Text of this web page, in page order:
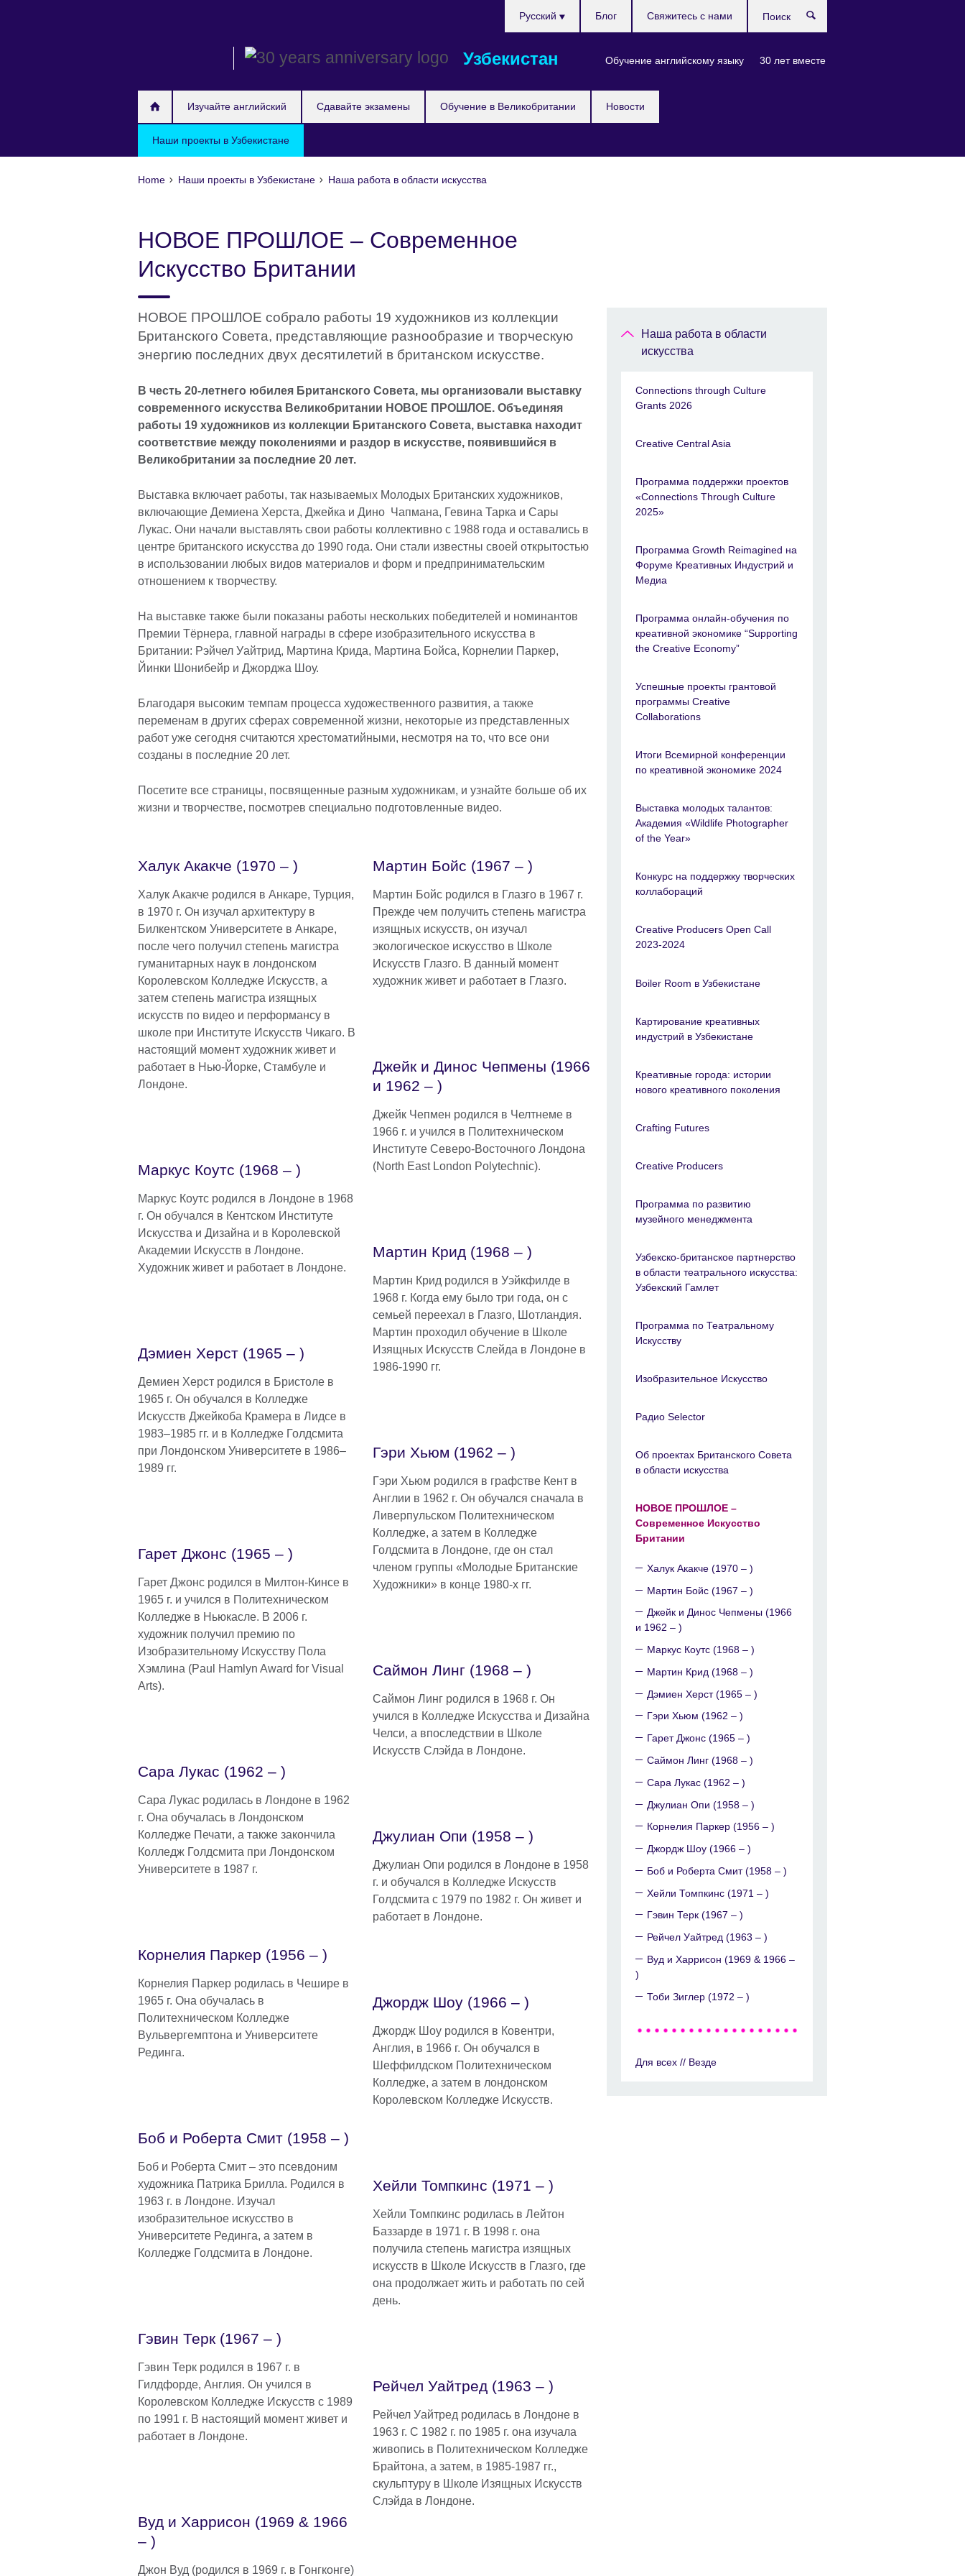
Узбекистан
Изучайте английский Сдавайте экзамены Обучение в Великобритании Новости
Наши проекты в Узбекистане
your
Pусский
Обучение английскому языку 30 лет вместе
Блог Свяжитесь с нами
Home Наши проекты в Узбекистане Наша работа в области искусства
НОВОЕ ПРОШЛОЕ – Современное
Искусство Британии
НОВОЕ ПРОШЛОЕ собрало работы 19 художников из коллекции
Британского Совета, представляющие разнообразие и творческую
энергию последних двух десятилетий в британском искусстве.
В честь 20-летнего юбилея Британского Совета, мы организовали выставку
современного искусства Великобритании НОВОЕ ПРОШЛОЕ. Объединяя
работы 19 художников из коллекции Британского Совета, выставка находит
соответствие между поколениями и раздор в искусстве, появившийся в
Великобритании за последние 20 лет.
Выставка включает работы, так называемых Молодых Британских художников,
включающие Демиена Херста, Джейка и Дино Чапмана, Гевина Тарка и Сары
Лукас. Они начали выставлять свои работы коллективно с 1988 года и оставались в
центре британского искусства до 1990 года. Они стали известны своей открытостью
в использовании любых видов материалов и форм и предпринимательским
отношением к творчеству.
На выставке также были показаны работы нескольких победителей и номинантов
Премии Тёрнера, главной награды в сфере изобразительного искусства в
Британии: Рэйчел Уайтрид, Мартина Крида, Мартина Бойса, Корнелии Паркер,
Йинки Шонибейр и Джорджа Шоу.
Благодаря высоким темпам процесса художественного развития, а также
переменам в других сферах современной жизни, некоторые из представленных
работ уже сегодня считаются хрестоматийными, несмотря на то, что все они
созданы в последние 20 лет.
Посетите все страницы, посвященные разным художникам, и узнайте больше об их
жизни и творчестве, посмотрев специально подготовленные видео.
Халук Акакче (1970 – )
Халук Акакче родился в Анкаре, Турция,
в 1970 г. Он изучал архитектуру в
Билкентском Университете в Анкаре,
после чего получил степень магистра
гуманитарных наук в лондонском
Королевском Колледже Искусств, а
затем степень магистра изящных
искусств по видео и перформансу в
школе при Институте Искусств Чикаго. В
настоящий момент художник живет и
работает в Нью-Йорке, Стамбуле и
Лондоне.
Мартин Бойс (1967 – )
Мартин Бойс родился в Глазго в 1967 г.
Прежде чем получить степень магистра
изящных искусств, он изучал
экологическое искусство в Школе
Искусств Глазго. В данный момент
художник живет и работает в Глазго.
Джейк и Динос Чепмены (1966
и 1962 – )
Джейк Чепмен родился в Челтнеме в
1966 г. и учился в Политехническом
Институте Северо-Восточного Лондона
(North East London Polytechnic).
Маркус Коутс (1968 – )
Маркус Коутс родился в Лондоне в 1968
г. Он обучался в Кентском Институте
Искусства и Дизайна и в Королевской
Академии Искусств в Лондоне.
Художник живет и работает в Лондоне.
Мартин Крид (1968 – )
Мартин Крид родился в Уэйкфилде в
1968 г. Когда ему было три года, он с
семьей переехал в Глазго, Шотландия.
Мартин проходил обучение в Школе
Изящных Искусств Слейда в Лондоне в
1986-1990 гг.
Дэмиен Херст (1965 – )
Демиен Херст родился в Бристоле в
1965 г. Он обучался в Колледже
Искусств Джейкоба Крамера в Лидсе в
1983–1985 гг. и в Колледже Голдсмита
при Лондонском Университете в 1986–
1989 гг.
Гэри Хьюм (1962 – )
Гэри Хьюм родился в графстве Кент в
Англии в 1962 г. Он обучался сначала в
Ливерпульском Политехническом
Колледже, а затем в Колледже
Голдсмита в Лондоне, где он стал
членом группы «Молодые Британские
Художники» в конце 1980-х гг.
Гарет Джонc (1965 – )
Гарет Джонс родился в Милтон-Кинсе в
1965 г. и учился в Политехническом
Колледже в Ньюкасле. В 2006 г.
художник получил премию по
Изобразительному Искусству Пола
Хэмлина (Paul Hamlyn Award for Visual
Arts).
Саймон Линг (1968 – )
Саймон Линг родился в 1968 г. Он
учился в Колледже Искусства и Дизайна
Челси, а впоследствии в Школе
Искусств Слэйда в Лондоне.
Сара Лукас (1962 – )
Сара Лукас родилась в Лондоне в 1962
г. Она обучалась в Лондонском
Колледже Печати, а также закончила
Колледж Голдсмита при Лондонском
Университете в 1987 г.
Джулиан Опи (1958 – )
Джулиан Опи родился в Лондоне в 1958
г. и обучался в Колледже Искусств
Голдсмита с 1979 по 1982 г. Он живет и
работает в Лондоне.
Корнелия Паркер (1956 – )
Корнелия Паркер родилась в Чешире в
1965 г. Она обучалась в
Политехническом Колледже
Вульвергемптона и Университете
Рединга.
Джордж Шоу (1966 – )
Джордж Шоу родился в Ковентри,
Англия, в 1966 г. Он обучался в
Шеффилдском Политехническом
Колледже, а затем в лондонском
Королевском Колледже Искусств.
Боб и Роберта Смит (1958 – )
Боб и Роберта Смит – это псевдоним
художника Патрика Брилла. Родился в
1963 г. в Лондоне. Изучал
изобразительное искусство в
Университете Рединга, а затем в
Колледже Голдсмита в Лондоне.
Хейли Томпкинс (1971 – )
Хейли Томпкинс родилась в Лейтон
Баззарде в 1971 г. В 1998 г. она
получила степень магистра изящных
искусств в Школе Искусств в Глазго, где
она продолжает жить и работать по сей
день.
Гэвин Терк (1967 – )
Гэвин Терк родился в 1967 г. в
Гилдфорде, Англия. Он учился в
Королевском Колледже Искусств с 1989
по 1991 г. В настоящий момент живет и
работает в Лондоне.
Рейчел Уайтред (1963 – )
Рейчел Уайтред родилась в Лондоне в
1963 г. С 1982 г. по 1985 г. она изучала
живопись в Политехническом Колледже
Брайтона, а затем, в 1985-1987 гг.,
скульптуру в Школе Изящных Искусств
Слэйда в Лондоне.
Вуд и Харрисон (1969 & 1966
– )
Джон Вуд (родился в 1969 г. в Гонгконге)
Наша работа в области
искусства
Connections through Culture
Grants 2026
Creative Central Asia
Программа поддержки проектов
«Connections Through Culture
2025»
Программа Growth Reimagined на
Форуме Креативных Индустрий и
Медиа
Программа онлайн-обучения по
креативной экономике “Supporting
the Creative Economy”
Успешные проекты грантовой
программы Creative
Collaborations
Итоги Всемирной конференции
по креативной экономике 2024
Выставка молодых талантов:
Академия «Wildlife Photographer
of the Year»
Конкурс на поддержку творческих
коллабораций
Creative Producers Open Call
2023-2024
Boiler Room в Узбекистане
Картирование креативных
индустрий в Узбекистане
Креативные города: истории
нового креативного поколения
Crafting Futures
Creative Producers
Программа по развитию
музейного менеджмента
Узбекско-британское партнерство
в области театрального искусства:
Узбекский Гамлет
Программа по Театральному
Искусству
Изобразительное Искусство
Радио Selector
Об проектах Британского Совета
в области искусства
НОВОЕ ПРОШЛОЕ –
Современное Искусство
Британии
Халук Акакче (1970 – )
Мартин Бойс (1967 – )
Джейк и Динос Чепмены (1966
и 1962 – )
Маркус Коутс (1968 – )
Мартин Крид (1968 – )
Дэмиен Херст (1965 – )
Гэри Хьюм (1962 – )
Гарет Джонc (1965 – )
Саймон Линг (1968 – )
Сара Лукас (1962 – )
Джулиан Опи (1958 – )
Корнелия Паркер (1956 – )
Джордж Шоу (1966 – )
Боб и Роберта Смит (1958 – )
Хейли Томпкинс (1971 – )
Гэвин Терк (1967 – )
Рейчел Уайтред (1963 – )
Вуд и Харрисон (1969 & 1966 –
)
Тоби Зиглер (1972 – )
Для всех // Везде